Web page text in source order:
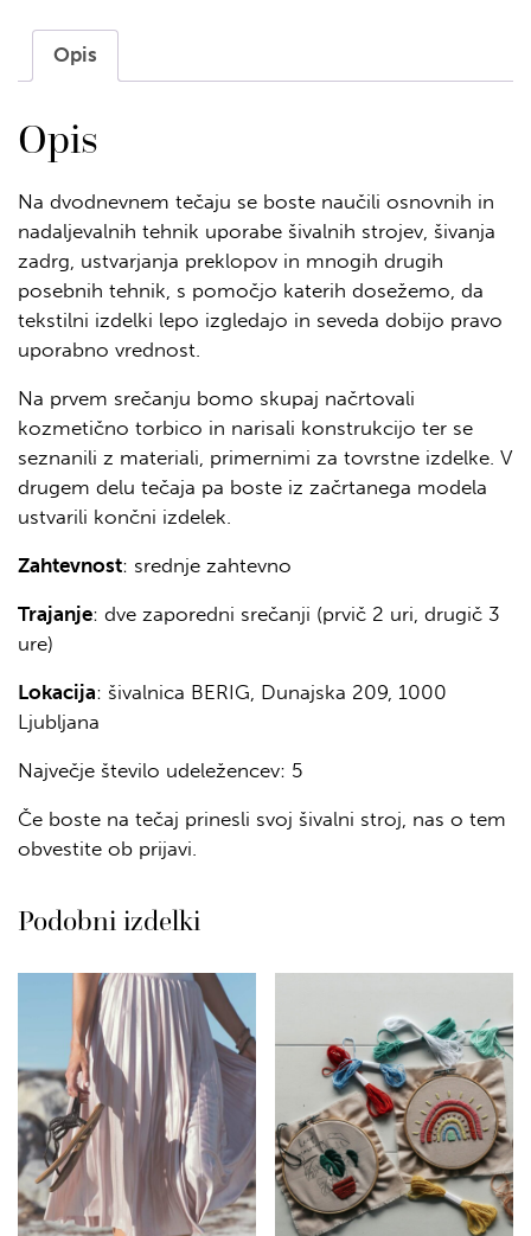
Opis
Opis
Na dvodnevnem tečaju se boste naučili osnovnih in
nadaljevalnih tehnik uporabe šivalnih strojev, šivanja
zadrg, ustvarjanja preklopov in mnogih drugih
posebnih tehnik, s pomočjo katerih dosežemo, da
tekstilni izdelki lepo izgledajo in seveda dobijo pravo
uporabno vrednost.
Na prvem srečanju bomo skupaj načrtovali
kozmetično torbico in narisali konstrukcijo ter se
seznanili z materiali, primernimi za tovrstne izdelke. V
drugem delu tečaja pa boste iz začrtanega modela
ustvarili končni izdelek.
Zahtevnost: srednje zahtevno
Trajanje: dve zaporedni srečanji (prvič 2 uri, drugič 3
ure)
Lokacija: šivalnica BERIG, Dunajska 209, 1000
Ljubljana
Največje število udeležencev: 5
Če boste na tečaj prinesli svoj šivalni stroj, nas o tem
obvestite ob prijavi.
Podobni izdelki